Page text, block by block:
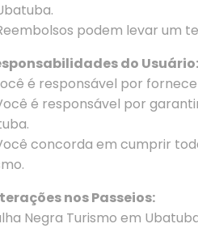
podem levar um
do Usuário:
é responsável por
é responsável por
concorda em cumprir
nos Passeios:
Negra Turismo em